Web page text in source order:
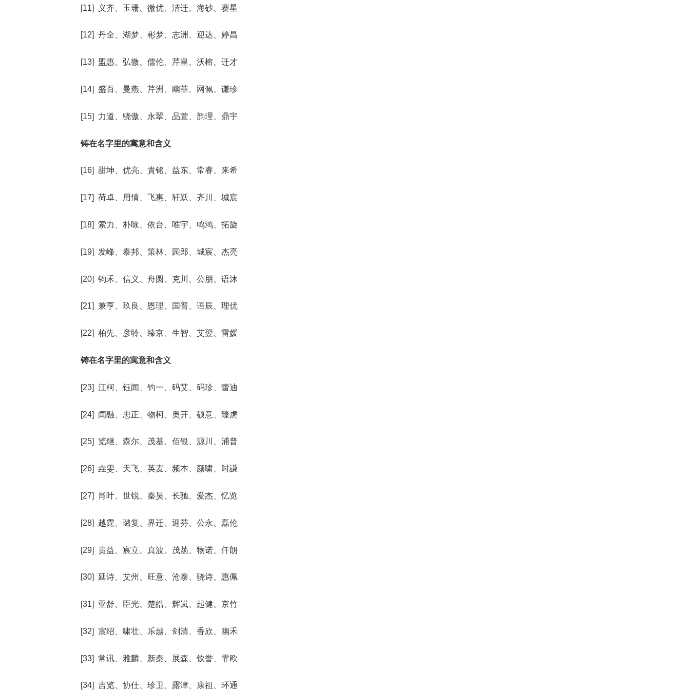
[11] 义齐、玉珊、微优、洁迁、海砂、赛星
[12] 丹全、湖梦、彬梦、志洲、迎达、婷昌
[13] 盟惠、弘微、儒伦、芹皇、沃榕、迁才
[14] 盛百、曼燕、芹洲、幽菲、网佩、谦珍
[15] 力道、骁傲、永翠、品萱、韵理、鼎宇
铸在名字里的寓意和含义
[16] 甜坤、优亮、貴铭、益东、常睿、来希
[17] 荷卓、用情、飞惠、轩跃、齐川、城宸
[18] 索力、朴咏、依台、唯宇、鸣鸿、拓旋
[19] 发峰、泰邦、策林、园郎、城宸、杰亮
[20] 钧禾、信义、舟圆、克川、公朋、语沐
[21] 兼亨、玖良、恩理、国普、语辰、理优
[22] 柏先、彦聆、臻京、生智、艾翌、雷媛
铸在名字里的寓意和含义
[23] 江柯、钰闻、钧一、码艾、码珍、蕾迪
[24] 闻融、忠正、物柯、奥开、硕意、臻虎
[25] 览继、森尔、茂基、佰银、源川、浦普
[26] 垚雯、天飞、英麦、频本、颜啸、时謙
[27] 肖叶、世锐、秦昊、长驰、爱杰、忆览
[28] 越霆、璐复、界迁、迎芬、公永、磊伦
[29] 贵益、宸立、真波、茂菡、物诺、仟朗
[30] 延诗、艾州、旺意、沧泰、骁诗、惠佩
[31] 亚舒、臣光、楚皓、辉岚、起健、京竹
[32] 宸绍、啸壮、乐越、剑清、香欣、幽禾
[33] 常讯、雅麟、新秦、展森、钦誉、霏欧
[34] 吉览、协仕、珍卫、露津、康祖、环通